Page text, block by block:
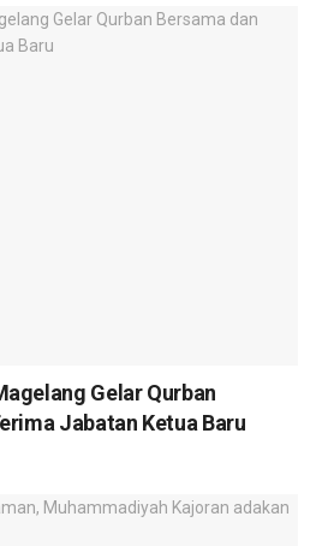
Gelar Qurban
Jabatan Ketua Baru